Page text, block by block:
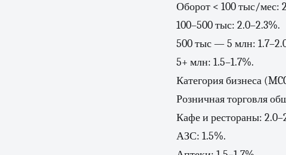
Оборот < 100 тыс/мес:
100–500 тыс: 2.0–2.3%.
500 тыс — 5 млн:
5+ млн: 1.5–1.7%.
Категория бизнеса
Розничная торговля
Кафе и рестораны:
АЗС: 1.5%.